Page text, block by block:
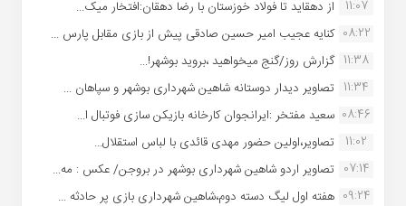
11:07
از دهقاید تا فولاد خوزستان با رضا دهقان:افتخار میک...
08:22 کنایه عجیب امیر حسین صادقی پیش از بازی مقابل پارس ...
11:38 گزارش روز/گنج میخواهید ،بروید بوشهر!...
11:34 تصاویر دیدار دوستانه شاهین شهردارى بوشهر و سپاهان ...
08:46 سعید مفتخر :ایرانجوان کارخانه بازیکن سازی فوتبال ا...
11:02
تصاویر،اولین حضور مهدی قائدی با لباس استقلال...
07:14 تصاویر اردو شاهین شهرداری بوشهر در بروجن/ عکس : مه...
09:24 هفته اول لیگ دسته دوم،شاهین شهرداری بازی پر حادثه ...